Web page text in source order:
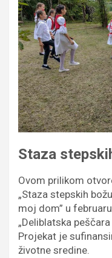
Staza
Ovom prilikom
„Staza stepskih
moj dom” u
„Deliblatska
Projekat je
životne sredine.